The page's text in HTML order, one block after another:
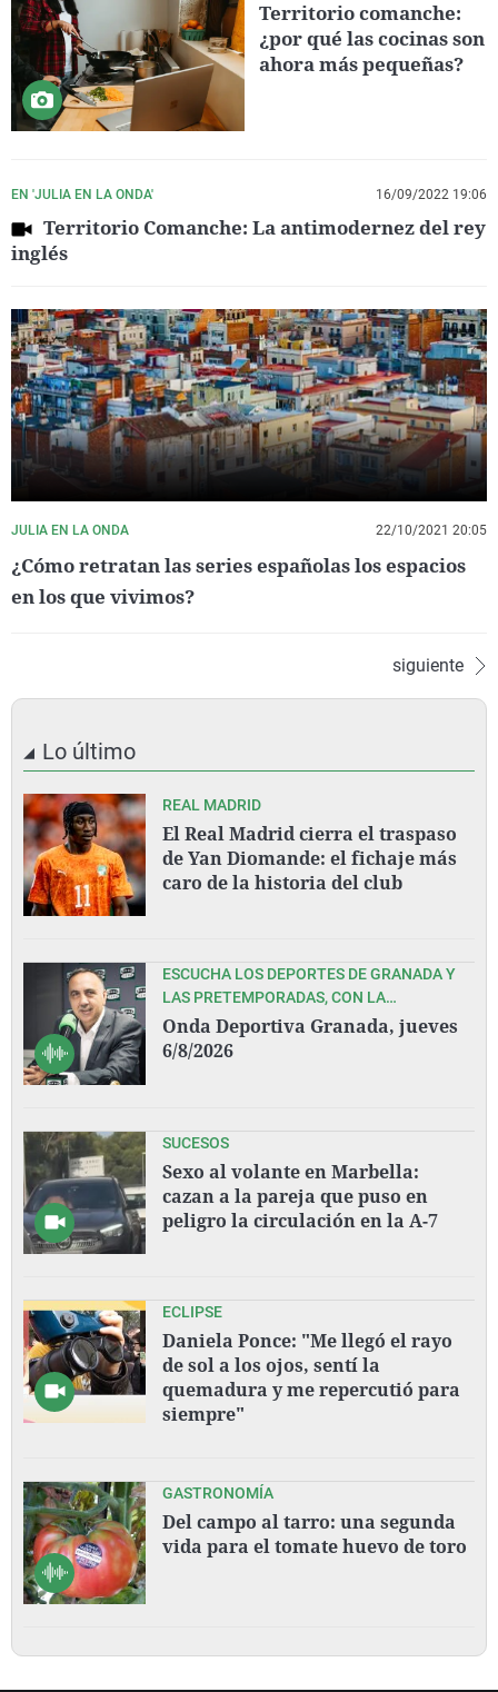
Territorio comanche:
¿por qué las cocinas son
ahora más pequeñas?
EN 'JULIA EN LA ONDA' 16/09/2022 19:06
Territorio Comanche: La antimodernez del rey
inglés
JULIA EN LA ONDA 22/10/2021 20:05
¿Cómo retratan las series españolas los espacios
en los que vivimos?
siguiente
Lo último
REAL MADRID
El Real Madrid cierra el traspaso
de Yan Diomande: el fichaje más
caro de la historia del club
ESCUCHA LOS DEPORTES DE GRANADA Y
LAS PRETEMPORADAS, CON LA
ELABORACIÓN DE LA PLANTILLA, DEL
GRANADA CF Y COVIRÁN GRANADA, CON
Onda Deportiva Granada, jueves
6/8/2026
SUCESOS
Sexo al volante en Marbella:
cazan a la pareja que puso en
peligro la circulación en la A-7
ECLIPSE
Daniela Ponce: "Me llegó el rayo
de sol a los ojos, sentí la
quemadura y me repercutió para
siempre"
GASTRONOMÍA
Del campo al tarro: una segunda
vida para el tomate huevo de toro